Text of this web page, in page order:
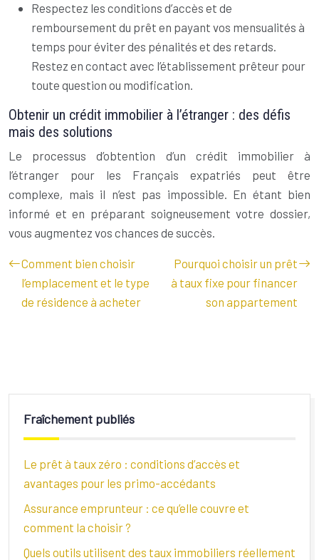
Respectez les conditions d’accès et de
remboursement du prêt en payant vos mensualités à
temps pour éviter des pénalités et des retards.
Restez en contact avec l’établissement prêteur pour
toute question ou modification.
Obtenir un crédit immobilier à l’étranger : des défis
mais des solutions
Le processus d’obtention d’un crédit immobilier à
l’étranger pour les Français expatriés peut être
complexe, mais il n’est pas impossible. En étant bien
informé et en préparant soigneusement votre dossier,
vous augmentez vos chances de succès.
Comment bien choisir
l’emplacement et le type
de résidence à acheter
Pourquoi choisir un prêt
à taux fixe pour financer
son appartement
Fraîchement publiés
Le prêt à taux zéro : conditions d’accès et
avantages pour les primo-accédants
Assurance emprunteur : ce qu’elle couvre et
comment la choisir ?
Quels outils utilisent des taux immobiliers réellement